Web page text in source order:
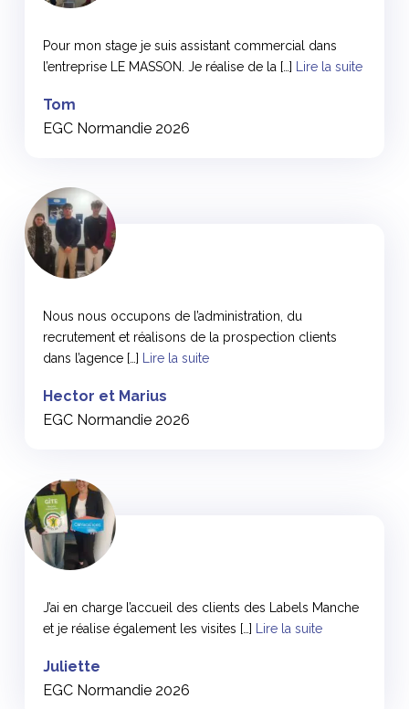
Pour mon stage je suis assistant commercial dans
l’entreprise LE MASSON. Je réalise de la […]
Lire la suite
Tom
EGC Normandie 2026
Nous nous occupons de l’administration, du
recrutement et réalisons de la prospection clients
dans l’agence […]
Lire la suite
Hector et Marius
EGC Normandie 2026
J’ai en charge l’accueil des clients des Labels Manche
et je réalise également les visites […]
Lire la suite
Juliette
EGC Normandie 2026